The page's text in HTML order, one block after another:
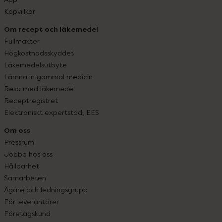
Köpvillkor
Om recept och läkemedel
Fullmakter
Högkostnadsskyddet
Läkemedelsutbyte
Lämna in gammal medicin
Resa med läkemedel
Receptregistret
Elektroniskt expertstöd, EES
Om oss
Pressrum
Jobba hos oss
Hållbarhet
Samarbeten
Ägare och ledningsgrupp
För leverantörer
Företagskund